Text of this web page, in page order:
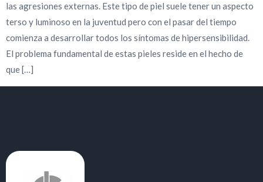
las agresiones externas. Este tipo de piel suele tener un aspecto
terso y luminoso en la juventud pero con el pasar del tiempo
comienza a desarrollar todos los síntomas de hipersensibilidad.
El problema fundamental de estas pieles reside en el hecho de
que […]